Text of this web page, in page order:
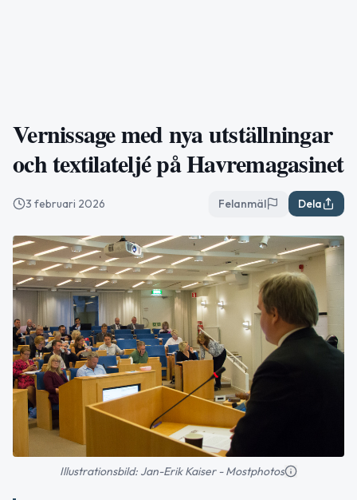
Vernissage med nya utställningar
och textilateljé på Havremagasinet
3 februari 2026 Felanmäl Dela
Illustrationsbild: Jan-Erik Kaiser - Mostphotos